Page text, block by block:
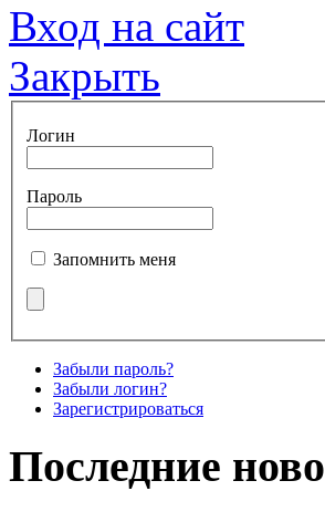
Вход на сайт
Закрыть
Логин
Пароль
Запомнить меня
Забыли пароль?
Забыли логин?
Зарегистрироваться
Последние